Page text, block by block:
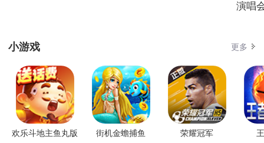
演唱
小游戏 更多
欢乐斗地主鱼丸版 街机金蟾捕鱼 荣耀冠军